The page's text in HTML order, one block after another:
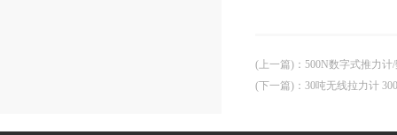
(上一篇) ： 500N数字式推力
(下一篇) ： 30吨无线拉力计